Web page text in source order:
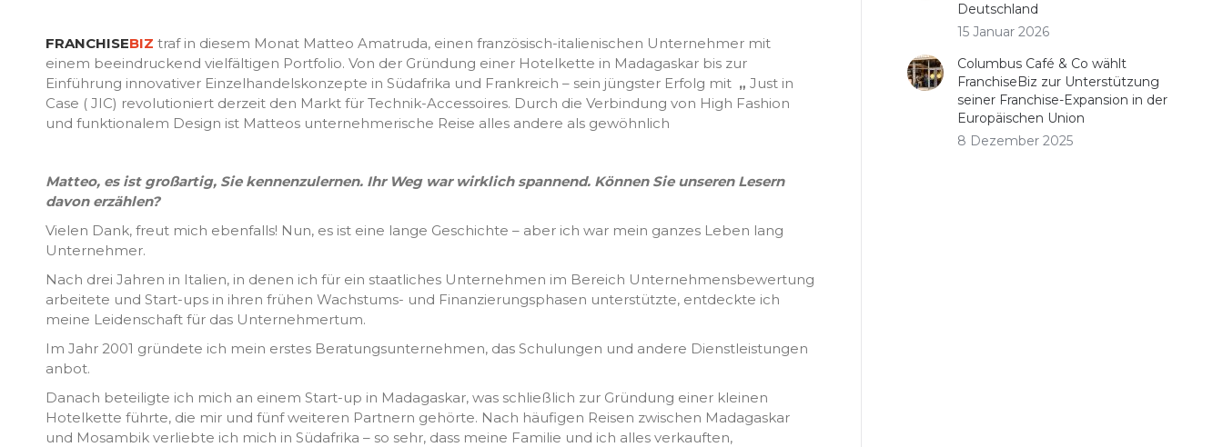
FRANCHISEBIZ traf in diesem Monat Matteo Amatruda, einen französisch-italienischen Unternehmer mit
einem beeindruckend vielfältigen Portfolio. Von der Gründung einer Hotelkette in Madagaskar bis zur
Einführung innovativer Einzelhandelskonzepte in Südafrika und Frankreich – sein jüngster Erfolg mit „ Just in
Case ( JIC) revolutioniert derzeit den Markt für Technik-Accessoires. Durch die Verbindung von High Fashion
und funktionalem Design ist Matteos unternehmerische Reise alles andere als gewöhnlich
Matteo, es ist großartig, Sie kennenzulernen. Ihr Weg war wirklich spannend. Können Sie unseren Lesern
davon erzählen?
Vielen Dank, freut mich ebenfalls! Nun, es ist eine lange Geschichte – aber ich war mein ganzes Leben lang
Unternehmer.
Nach drei Jahren in Italien, in denen ich für ein staatliches Unternehmen im Bereich Unternehmensbewertung
arbeitete und Start-ups in ihren frühen Wachstums- und Finanzierungsphasen unterstützte, entdeckte ich
meine Leidenschaft für das Unternehmertum.
Im Jahr 2001 gründete ich mein erstes Beratungsunternehmen, das Schulungen und andere Dienstleistungen
anbot.
Danach beteiligte ich mich an einem Start-up in Madagaskar, was schließlich zur Gründung einer kleinen
Hotelkette führte, die mir und fünf weiteren Partnern gehörte. Nach häufigen Reisen zwischen Madagaskar
und Mosambik verliebte ich mich in Südafrika – so sehr, dass meine Familie und ich alles verkauften,
Deutschland
15 Januar 2026
Columbus Café & Co wählt
FranchiseBiz zur Unterstützung
seiner Franchise-Expansion in der
Europäischen Union
8 Dezember 2025